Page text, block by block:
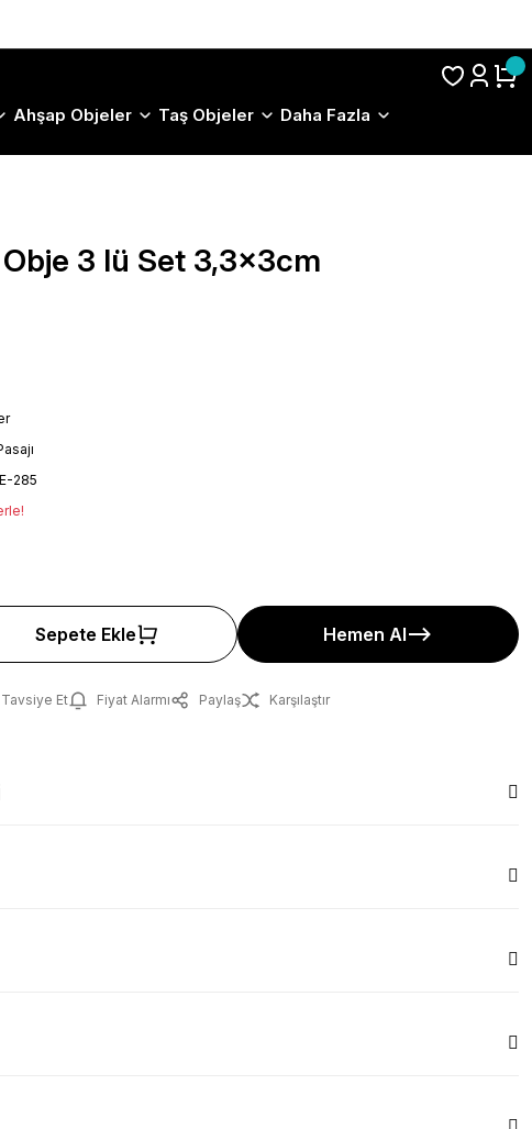
Ahşap Objeler Taş Objeler Daha Fazla
3 lü Set 3,3x3cm
285
Sepete Ekle Hemen Al
Tavsiye Et Fiyat Alarmı Paylaş Karşılaştır